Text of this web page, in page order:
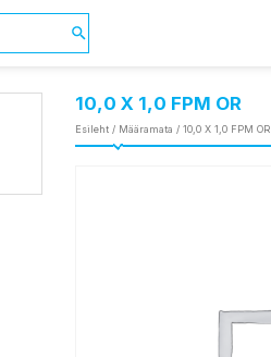
10,0 X 1,0 FPM OR
Esileht / Määramata / 10,0 X 1,0 FPM OR